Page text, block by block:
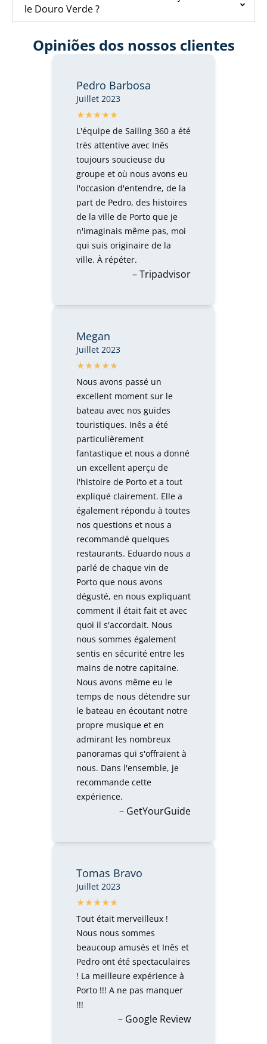
le Douro Verde ?
Opiniões dos nossos clientes
Pedro Barbosa
Juillet 2023
L'équipe de Sailing 360 a été
très attentive avec Inês
toujours soucieuse du
groupe et où nous avons eu
l'occasion d'entendre, de la
part de Pedro, des histoires
de la ville de Porto que je
n'imaginais même pas, moi
qui suis originaire de la
ville. À répéter.
– Tripadvisor
Megan
Juillet 2023
Nous avons passé un
excellent moment sur le
bateau avec nos guides
touristiques. Inês a été
particulièrement
fantastique et nous a donné
un excellent aperçu de
l'histoire de Porto et a tout
expliqué clairement. Elle a
également répondu à toutes
nos questions et nous a
recommandé quelques
restaurants. Eduardo nous a
parlé de chaque vin de
Porto que nous avons
dégusté, en nous expliquant
comment il était fait et avec
quoi il s'accordait. Nous
nous sommes également
sentis en sécurité entre les
mains de notre capitaine.
Nous avons même eu le
temps de nous détendre sur
le bateau en écoutant notre
propre musique et en
admirant les nombreux
panoramas qui s'offraient à
nous. Dans l'ensemble, je
recommande cette
expérience.
– GetYourGuide
Tomas Bravo
Juillet 2023
Tout était merveilleux !
Nous nous sommes
beaucoup amusés et Inês et
Pedro ont été spectaculaires
! La meilleure expérience à
Porto !!! A ne pas manquer
!!!
– Google Review